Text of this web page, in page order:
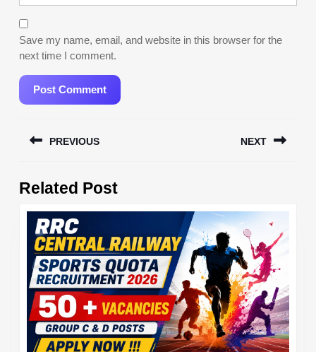
Save my name, email, and website in this browser for the
next time I comment.
navigation
PREVIOUS
post:
NEXT
Related Post